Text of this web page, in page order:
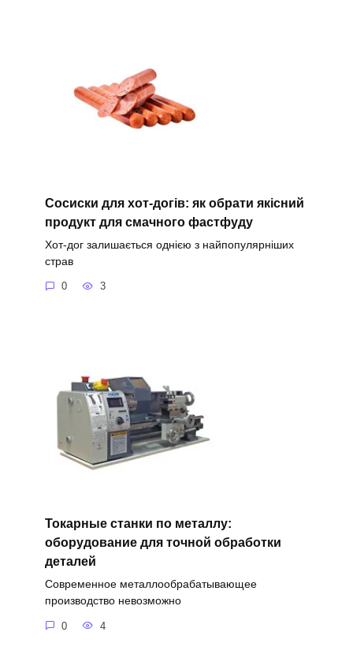
Сосиски для хот-догів: як обрати якісний
продукт для смачного фастфуду
Хот-дог залишається однією з найпопулярніших
страв
0 3
Токарные станки по металлу:
оборудование для точной обработки
деталей
Современное металлообрабатывающее
производство невозможно
0 4